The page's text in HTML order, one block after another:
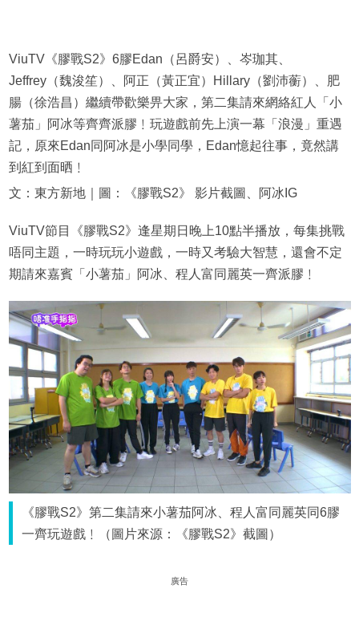
ViuTV《膠戰S2》6膠Edan（呂爵安）、岑珈其、
Jeffrey（魏浚笙）、阿正（黃正宜）Hillary（劉沛蘅）、肥
腸（徐浩昌）繼續帶歡樂畀大家，第二集請來網絡紅人「小
薯茄」阿冰等齊齊派膠﹗玩遊戲前先上演一幕「浪漫」重遇
記，原來Edan同阿冰是小學同學，Edan憶起往事，竟然講
到紅到面晒﹗
文：東方新地｜圖：《膠戰S2》 影片截圖、阿冰IG
ViuTV節目《膠戰S2》逢星期日晚上10點半播放，每集挑戰
唔同主題，一時玩玩小遊戲，一時又考驗大智慧，還會不定
期請來嘉賓「小薯茄」阿冰、程人富同麗英一齊派膠﹗
《膠戰S2》第二集請來小薯茄阿冰、程人富同麗英同6膠
一齊玩遊戲﹗（圖片來源：《膠戰S2》截圖）
廣告